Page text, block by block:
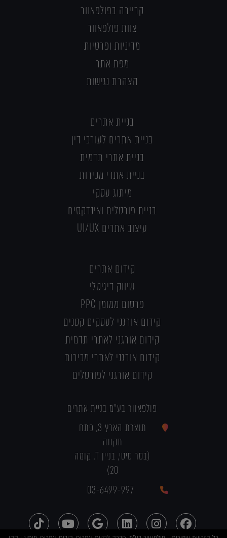
קריירה בפולפאוור
צוות פולפאוור
מדיניות ופרטיות
מפת אתר
הצהרת נגישות
בניית אתרים
בניית אתרים לעורכי דין
בניית אתרי תדמית
בניית אתרי מכירות
מיתוג עסקי
בניית פורטלים ואינדקסים
עיצוב אתרים UI/UX
קידום אתרים
שיווק דיגיטלי
פרסום ממומן PPC
קידום אורגני לעסקים קטנים
קידום אורגני לאתרי תדמית
קידום אורגני לאתרי מכירות
קידום אורגני לפורטלים
פולפאוור בע"מ בניית אתרים
תוצרת הארץ 3, פתח
תקווה
(בסר סיטי, בניין T, קומה
20)
03-6499-997